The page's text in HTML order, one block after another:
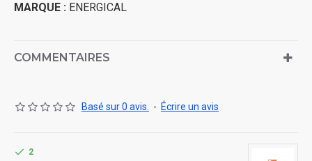
MARQUE : ENERGICAL
COMMENTAIRES
Basé sur 0 avis. - Écrire un avis
2